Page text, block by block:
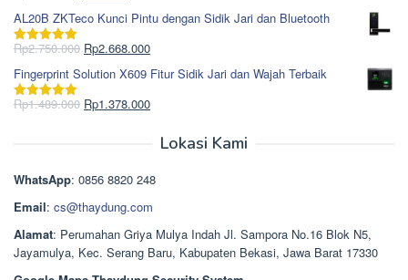
adalah:
Rp965.000.
ini
adalah:
AL20B ZKTeco Kunci Pintu dengan Sidik Jari dan Bluetooth
Dinilai5.00
Rp2.750.000 Harga
adalah:
Rp2.750.000.
Rp2.668.000Harga
ini
adalah:
Fingerprint Solution X609 Fitur Sidik Jari dan Wajah Terbaik
Dinilai5.00
Rp1.489.000 Harga
Rp1.378.000Harga
Rp1.378.000.
Lokasi Kami
WhatsApp: 0856 8820 248
Email: cs@thaydung.com
Alamat: Perumahan Griya Mulya Indah Jl. Sampora No.16 Blok N5,
Jayamulya, Kec. Serang Baru, Kabupaten Bekasi, Jawa Barat 17330